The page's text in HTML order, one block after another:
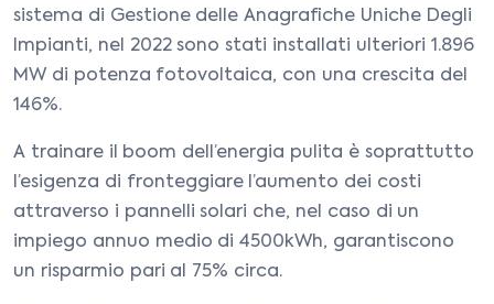
sistema di Gestione delle Anagrafiche Uniche Degli
Impianti, nel 2022 sono stati installati ulteriori 1.896
MW di potenza fotovoltaica, con una crescita del
146%.
A trainare il boom dell’energia pulita è soprattutto
l’esigenza di fronteggiare l’aumento dei costi
attraverso i pannelli solari che, nel caso di un
impiego annuo medio di 4500kWh, garantiscono
un risparmio pari al 75% circa.